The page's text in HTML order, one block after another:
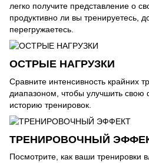
легко получите представление о
продуктивно ли вы тренируетесь,
перегружаетесь.
ОСТРЫЕ НАГРУЗКИ
Сравните интенсивность крайних
диапазоном, чтобы улучшить
историю тренировок.
ТРЕНИРОВОЧНЫЙ
Посмотрите, как ваши тренировки